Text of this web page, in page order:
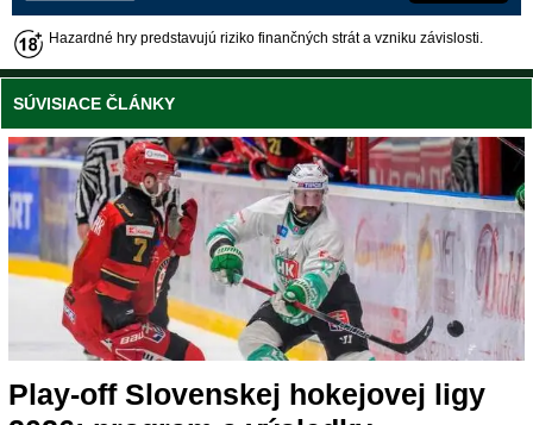
Hazardné hry predstavujú riziko finančných strát a vzniku závislosti.
SÚVISIACE ČLÁNKY
Play-off Slovenskej hokejovej ligy